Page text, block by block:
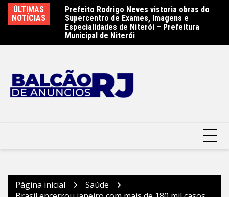
para
ÚLTIMAS
NOTÍCIAS
Prefeito Rodrigo Neves vistoria obras do
Supercentro de Exames, Imagens e
Especialidades de Niterói – Prefeitura
Municipal de Niterói
Campanha Municipal de Vacinação
Antirrábica começa neste sábado –
Prefeitura da Cidade do Rio de Janeiro
Página inicial
Saúde